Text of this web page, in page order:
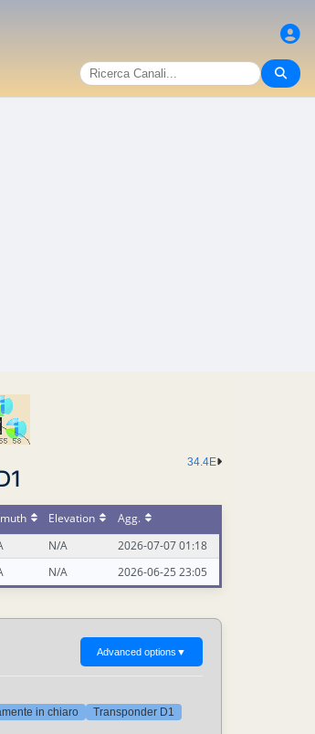
34.4E
Elevation
Agg.
N/A
2026-07-07 01:18
N/A 2026-06-25 23:05
Advanced options ▼
in chiaro
Transponder D1